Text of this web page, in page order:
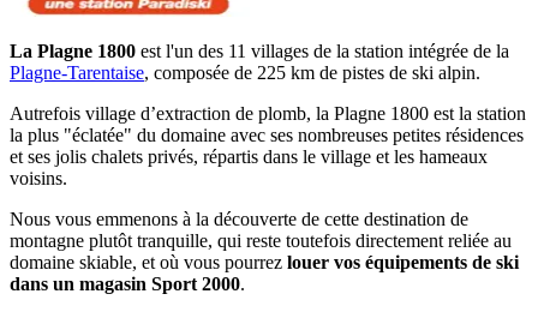
La Plagne 1800 est l'un des 11 villages de la station intégrée de la
Plagne-Tarentaise, composée de 225 km de pistes de ski alpin.
Autrefois village d’extraction de plomb, la Plagne 1800 est la station
la plus "éclatée" du domaine avec ses nombreuses petites résidences
et ses jolis chalets privés, répartis dans le village et les hameaux
voisins.
Nous vous emmenons à la découverte de cette destination de
montagne plutôt tranquille, qui reste toutefois directement reliée au
domaine skiable, et où vous pourrez louer vos équipements de ski
dans un magasin Sport 2000.